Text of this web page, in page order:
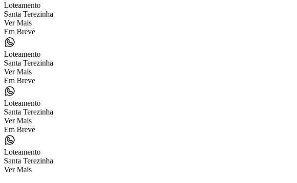
Loteamento
Santa Terezinha
Ver Mais
Em Breve
Loteamento
Santa Terezinha
Ver Mais
Em Breve
Loteamento
Santa Terezinha
Ver Mais
Em Breve
Loteamento
Santa Terezinha
Ver Mais